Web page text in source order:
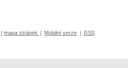
| mapa stránek | Mobilní verze | RSS